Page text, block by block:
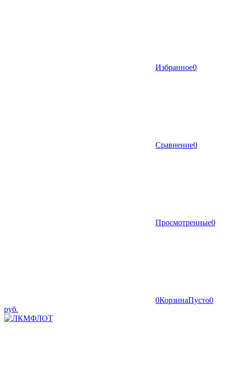
Избранное0
Сравнение0
Просмотренные0
0КорзинаПусто0
руб.